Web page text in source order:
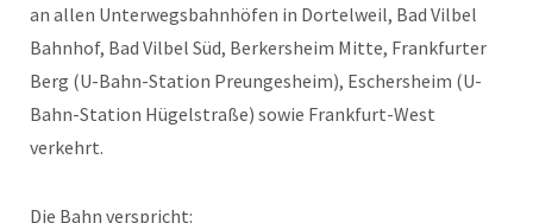
an allen Unterwegsbahnhöfen in Dortelweil, Bad Vilbel
Bahnhof, Bad Vilbel Süd, Berkersheim Mitte, Frankfurter
Berg (U-Bahn-Station Preungesheim), Eschersheim (U-
Bahn-Station Hügelstraße) sowie Frankfurt-West
verkehrt.
Die Bahn verspricht: